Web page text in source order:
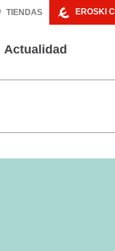
EROSKI
TIENDAS
Actualidad